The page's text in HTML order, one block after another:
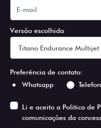
Versão escolhida
Preferência de contato:
Whatsapp
Li e aceito a Política de
comunicações da